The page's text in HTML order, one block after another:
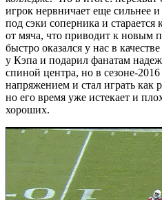
игрок нервничает еще сильнее
под сэки соперника и
от мяча, что приводит к новым
быстро оказался у нас в
у Кэпа и подарил фанатам
спиной центра, но в сезоне-
напряжением и стал играть как
но его время уже истекает и
хороших.